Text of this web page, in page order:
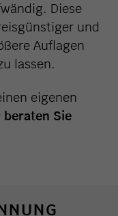
Diese
und
Auflagen
lassen.
eigenen
beraten Sie